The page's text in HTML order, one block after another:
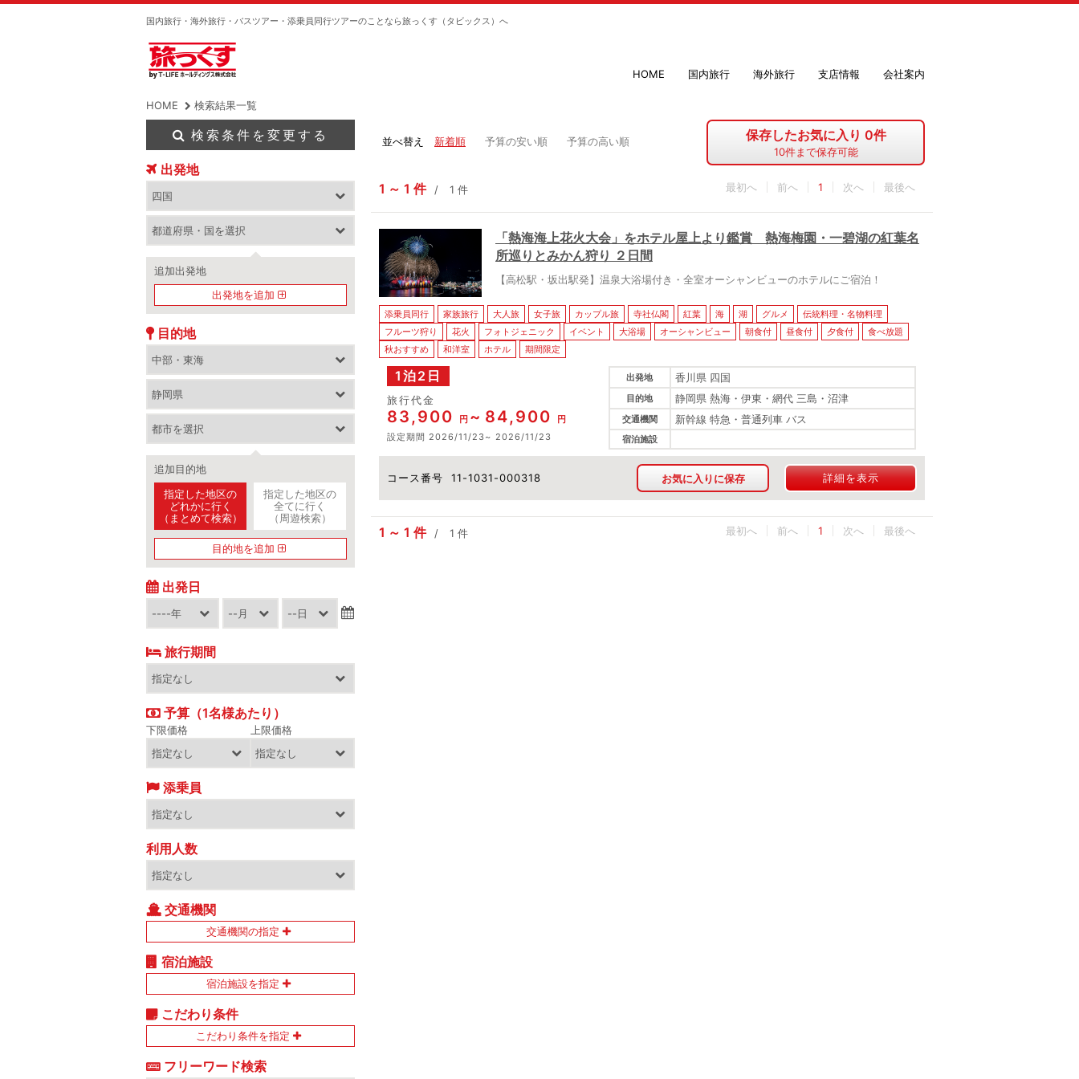
国内旅行・海外旅行・バスツアー・添乗員同行ツアーのことなら旅っくす（タビックス）へ
HOME 国内旅行 海外旅行 支店情報 会社案内
HOME 検索結果一覧
保存したお気に入り 0件
10件まで保存可能
並べ替え 新着順 予算の安い順 予算の高い順
1 1 件 1 件 最初へ 1 最後へ
「熱海海上花火大会」をホテル屋上より鑑賞 熱海梅園・一碧湖の紅葉名
所巡りとみかん狩り ２日間
【高松駅・坂出駅発】温泉大浴場付き・全室オーシャンビューのホテルにご宿泊！
添乗員同行 家族旅行 大人旅 女子旅 カップル旅 寺社仏閣 紅葉 海 湖 グルメ
伝統料理・名物料理
フルーツ狩り
花火 フォトジェニック イベント 大浴場 オーシャンビュー 朝食付 昼食付 夕食付
食べ放題
秋おすすめ
和洋室 ホテル 期間限定
1泊2日
コース番号 11-1031-000318
旅行代金
83,900 円 84,900
円
設定期間 2026/11/23 2026/11/23
出発地 香川県 四国
目的地 静岡県 熱海・伊東・網代 三島・沼津
交通機関 新幹線 特急・普通列車 バス
宿泊施設
お気に入りに保存 詳細を表示
1 1 件 1 件 最初へ 1 最後へ
検索条件を変更する
出発地
追加出発地
出発地を追加
目的地
追加目的地
指定した地区の
どれかに行く
（まとめて検索）
指定した地区の
全てに行く
（周遊検索）
目的地を追加
出発日
旅行期間
予算（1名様あたり）
下限価格 上限価格
添乗員
利用人数
交通機関
交通機関の指定
宿泊施設
宿泊施設を指定
こだわり条件
こだわり条件を指定
フリーワード検索